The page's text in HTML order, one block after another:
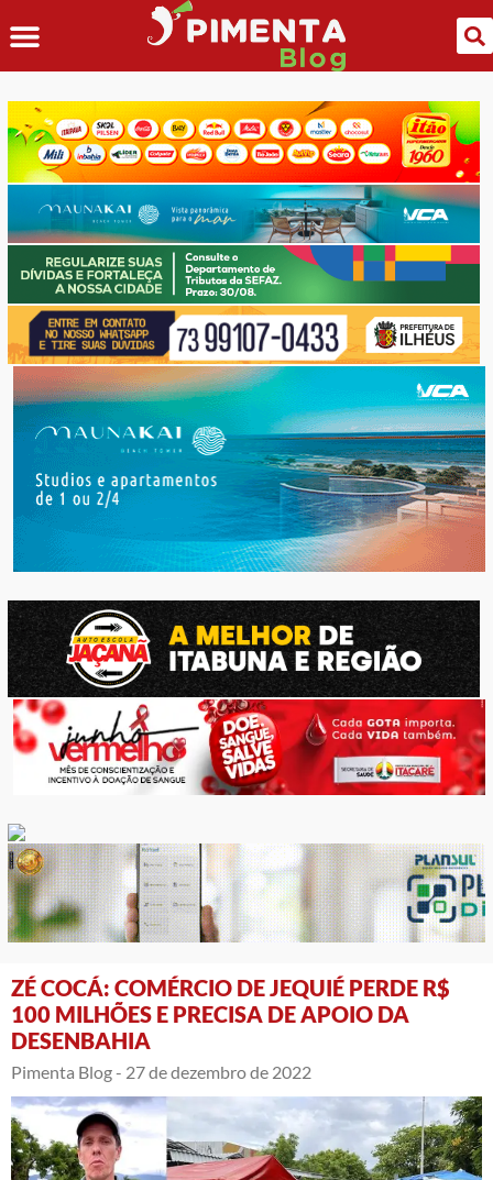
ZÉ COCÁ: COMÉRCIO DE JEQUIÉ PERDE R$
100 MILHÕES E PRECISA DE APOIO DA
DESENBAHIA
Pimenta Blog - 27 de dezembro de 2022